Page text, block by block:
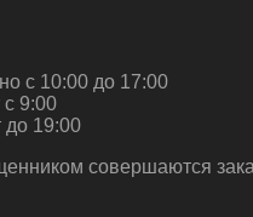
с 10:00 до 17:00
9:00
до 19:00
совершаются